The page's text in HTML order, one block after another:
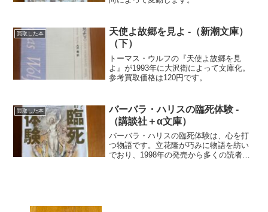
買取した本
天使よ故郷を見よ -（新潮文庫）
（下）
トーマス・ウルフの『天使よ故郷を見
よ』が1993年に大沢衛によって文庫化。
参考買取価格は120円です。
買取した本
バーバラ・ハリスの臨死体験 -
（講談社＋α文庫）
バーバラ・ハリスの臨死体験は、心を打
つ物語です。立花隆が巧みに物語を紡い
でおり、1998年の発売から多くの読者を